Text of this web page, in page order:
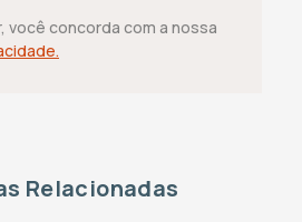
você concorda com a nossa
Relacionadas